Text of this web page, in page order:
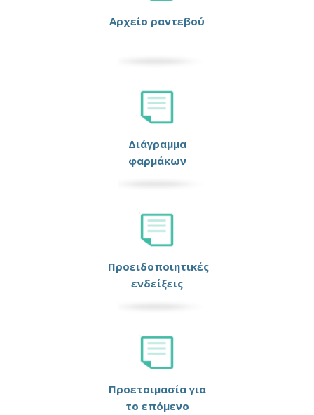
Αρχείο ραντεβού
Διάγραμμα
φαρμάκων
Προειδοποιητικές
ενδείξεις
Προετοιμασία για
το επόμενο